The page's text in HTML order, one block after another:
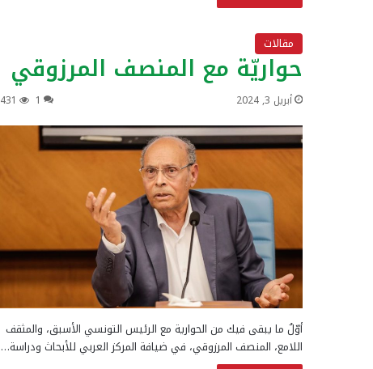
مقالات
حواريّة مع المنصف المرزوقي
أبريل 3, 2024 1
431
أوّلُ ما يبقى فيك من الحوارية مع الرئيس التونسي الأسبق، والمثقف
اللامع، المنصف المرزوقي، في ضيافة المركز العربي للأبحاث ودراسة…